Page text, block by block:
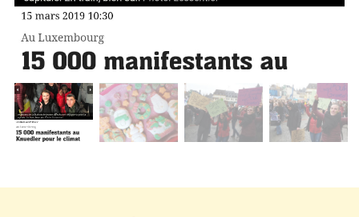
Changer la diapositive actuelle de ce carrousel